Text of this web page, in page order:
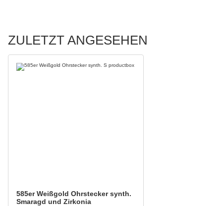
ZULETZT ANGESEHEN
585er Weißgold Ohrstecker synth.
Smaragd und Zirkonia